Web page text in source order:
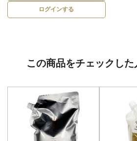
ログインする
この商品をチェックし